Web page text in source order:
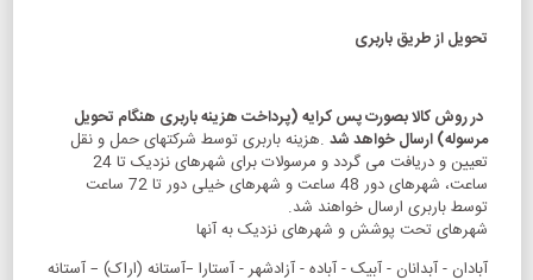
تحویل از طریق باربری
در روش کالا بصورت پس کرایه (پرداخت هزینه باربری هنگام تحویل
مرسوله) ارسال خواهد شد .هزینه باربری توسط شرکتهای حمل و نقل
تعیین و دریافت می گردد و مرسولات برای شهرهای نزدیک تا 24
ساعت، شهرهای دور 48 ساعت و شهرهای خیلی دور تا 72 ساعت
توسط باربری ارسال خواهند شد.
شهرهای تحت پوشش و شهرهای نزدیک به آنها
آبادان - آبدانان - آبیک - آباده - آزادشهر - آستارا –آستانه (اراک) – آستانه